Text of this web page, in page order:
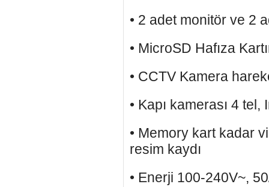
• 2 adet monitör ve 2
• MicroSD Hafıza
• CCTV Kamera
• Kapı kamerası 4
• Memory kart kadar
resim kaydı
• Enerji 100-240V~,